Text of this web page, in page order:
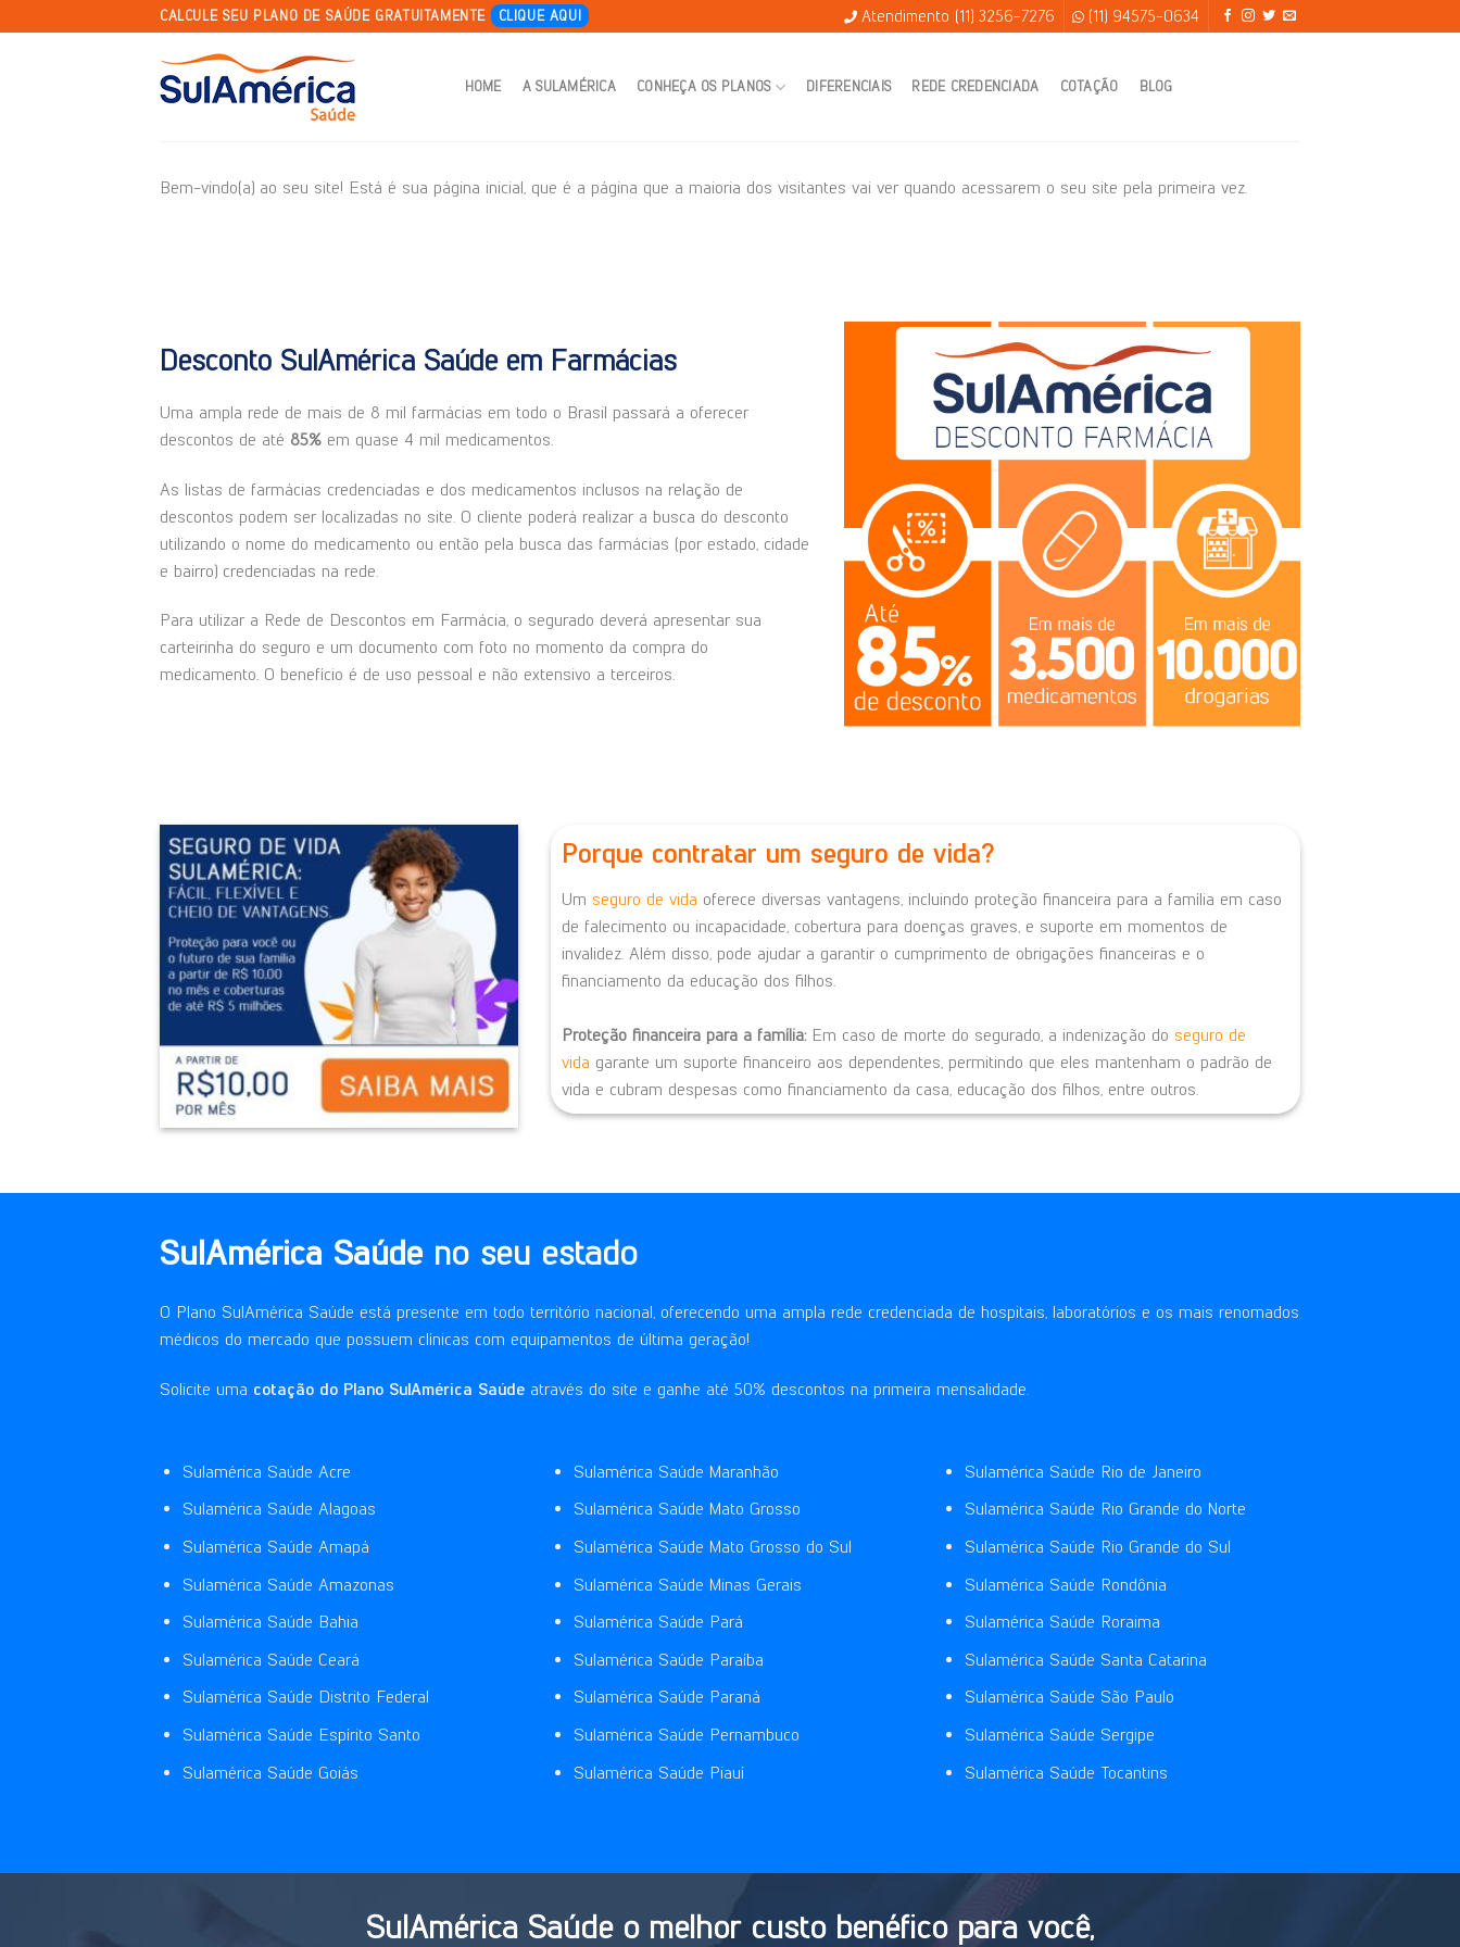
to
CALCULE SEU PLANO DE SAÚDE GRATUITAMENTE CLIQUE AQUI Atendimento (11) 3256-7276 (11) 94575-0634
HOME A SULAMÉRICA CONHEÇA OS PLANOS DIFERENCIAIS REDE CREDENCIADA COTAÇÃO BLOG
Bem-vindo(a) ao seu site! Está é sua página inicial, que é a página que a maioria dos visitantes vai ver quando acessarem o seu site pela primeira vez.
Desconto SulAmérica Saúde em Farmácias
Uma ampla rede de mais de 8 mil farmácias em todo o Brasil passará a oferecer
descontos de até 85% em quase 4 mil medicamentos.
As listas de farmácias credenciadas e dos medicamentos inclusos na relação de
descontos podem ser localizadas no site. O cliente poderá realizar a busca do desconto
utilizando o nome do medicamento ou então pela busca das farmácias (por estado, cidade
e bairro) credenciadas na rede.
Para utilizar a Rede de Descontos em Farmácia, o segurado deverá apresentar sua
carteirinha do seguro e um documento com foto no momento da compra do
medicamento. O benefício é de uso pessoal e não extensivo a terceiros.
Porque contratar um seguro de vida?
Um seguro de vida oferece diversas vantagens, incluindo proteção financeira para a família em caso
de falecimento ou incapacidade, cobertura para doenças graves, e suporte em momentos de
invalidez. Além disso, pode ajudar a garantir o cumprimento de obrigações financeiras e o
financiamento da educação dos filhos.
Proteção financeira para a família: Em caso de morte do segurado, a indenização do seguro de
vida garante um suporte financeiro aos dependentes, permitindo que eles mantenham o padrão de
vida e cubram despesas como financiamento da casa, educação dos filhos, entre outros.
SulAmérica Saúde no seu estado
O Plano SulAmérica Saúde está presente em todo território nacional, oferecendo uma ampla rede credenciada de hospitais, laboratórios e os mais renomados
médicos do mercado que possuem clínicas com equipamentos de última geração!
Solicite uma cotação do Plano SulAmérica Saúde através do site e ganhe até 50% descontos na primeira mensalidade.
Sulamérica Saúde Acre
Sulamérica Saúde Alagoas
Sulamérica Saúde Amapá
Sulamérica Saúde Amazonas
Sulamérica Saúde Bahia
Sulamérica Saúde Ceará
Sulamérica Saúde Distrito Federal
Sulamérica Saúde Espírito Santo
Sulamérica Saúde Goiás
Sulamérica Saúde Maranhão
Sulamérica Saúde Mato Grosso
Sulamérica Saúde Mato Grosso do Sul
Sulamérica Saúde Minas Gerais
Sulamérica Saúde Pará
Sulamérica Saúde Paraíba
Sulamérica Saúde Paraná
Sulamérica Saúde Pernambuco
Sulamérica Saúde Piauí
Sulamérica Saúde Rio de Janeiro
Sulamérica Saúde Rio Grande do Norte
Sulamérica Saúde Rio Grande do Sul
Sulamérica Saúde Rondônia
Sulamérica Saúde Roraima
Sulamérica Saúde Santa Catarina
Sulamérica Saúde São Paulo
Sulamérica Saúde Sergipe
Sulamérica Saúde Tocantins
SulAmérica Saúde o melhor custo benéfico para você,